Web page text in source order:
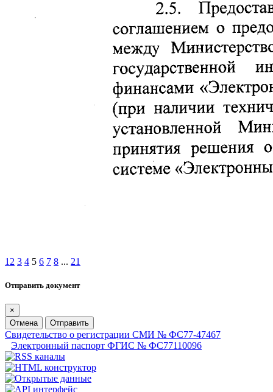
1 2 3 4 5 6 7 8 ... 21
Отправить документ
×
Отмена
Отправить
Свидетельство о регистрации СМИ № ФС77-47467
Электронный паспорт ФГИС № ФС77110096